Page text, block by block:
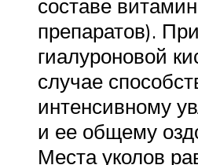
составе
препаратов).
гиалуроновой
случае
интенсивному
и ее общему
Места уколов